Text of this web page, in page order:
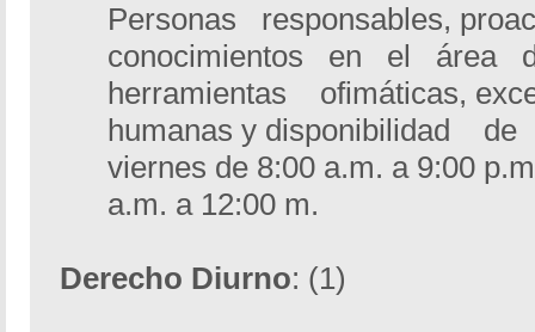
Personas responsables,
conocimientos en el área
herramientas ofimáticas,
humanas y disponibilidad
viernes de 8:00 a.m. a 9:00
a.m. a 12:00 m.
Derecho Diurno: (1)